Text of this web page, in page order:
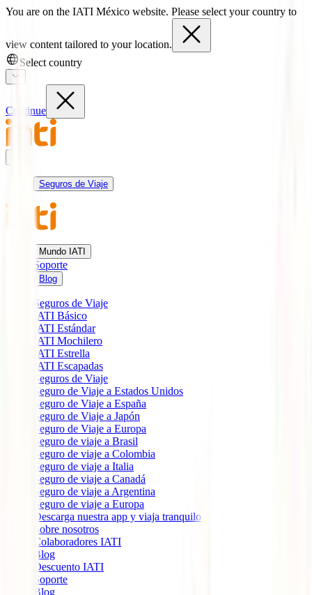
You are on the IATI México website. Please select your country to
view content tailored to your location.
Select country
Continue
Seguros de Viaje
Mundo IATI
Soporte
Blog
Seguros de Viaje
IATI Básico
IATI Estándar
IATI Mochilero
IATI Estrella
IATI Escapadas
Seguros de Viaje
Seguro de Viaje a Estados Unidos
Seguro de Viaje a España
Seguro de Viaje a Japón
Seguro de Viaje a Europa
Seguro de viaje a Brasil
Seguro de viaje a Colombia
Seguro de viaje a Italia
Seguro de viaje a Canadá
Seguro de viaje a Argentina
Seguro de viaje a Europa
Descarga nuestra app y viaja tranquilo
Sobre nosotros
Colaboradores IATI
Blog
Descuento IATI
Soporte
Blog